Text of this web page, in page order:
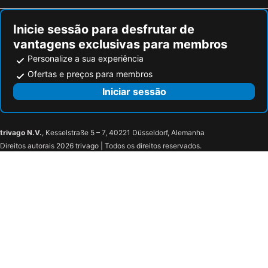
Inicie sessão para desfrutar de
vantagens exclusivas para membros
Personalize a sua experiência
Ofertas e preços para membros
Iniciar sessão
trivago N.V., Kesselstraße 5 – 7, 40221 Düsseldorf, Alemanha
Direitos autorais 2026 trivago | Todos os direitos reservados.